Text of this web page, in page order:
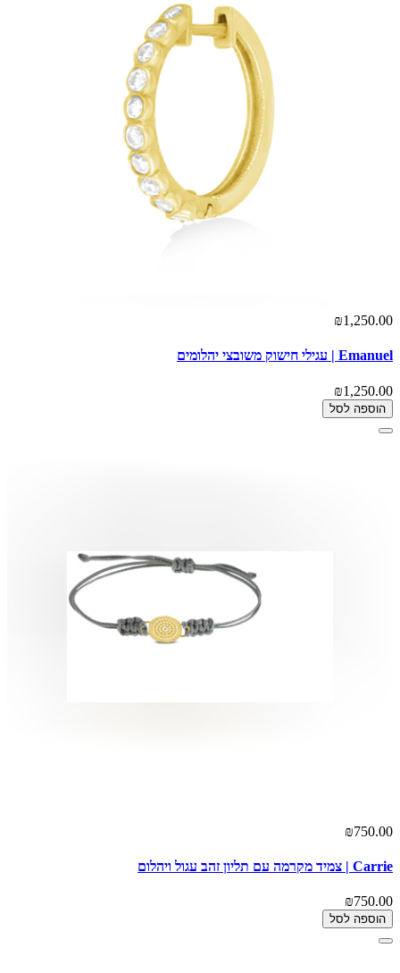
₪1,250.00
Emanuel | עגילי חישוק משובצי יהלומים
₪1,250.00
הוספה לסל
₪750.00
Carrie | צמיד מקרמה עם תליון זהב עגול ויהלום
₪750.00
הוספה לסל